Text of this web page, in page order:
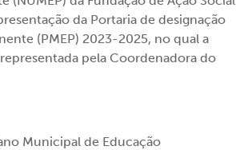
da Portaria de designação
(PMEP) 2023-2025, no qual a
pela Coordenadora do
Municipal de Educação